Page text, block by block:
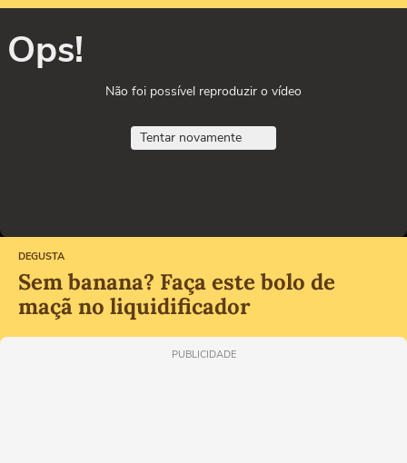
Ops!
Não foi possível reproduzir o vídeo
Tentar novamente
DEGUSTA
Sem banana? Faça este bolo de
maçã no liquidificador
PUBLICIDADE